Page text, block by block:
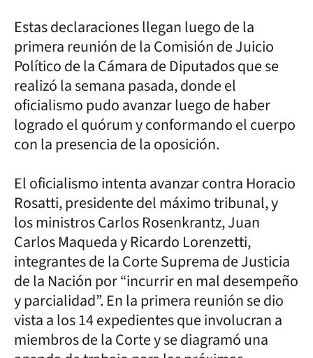
Estas declaraciones llegan luego de la
primera reunión de la Comisión de Juicio
Político de la Cámara de Diputados que se
realizó la semana pasada, donde el
oficialismo pudo avanzar luego de haber
logrado el quórum y conformando el cuerpo
con la presencia de la oposición.
El oficialismo intenta avanzar contra Horacio
Rosatti, presidente del máximo tribunal, y
los ministros Carlos Rosenkrantz, Juan
Carlos Maqueda y Ricardo Lorenzetti,
integrantes de la Corte Suprema de Justicia
de la Nación por “incurrir en mal desempeño
y parcialidad”. En la primera reunión se dio
vista a los 14 expedientes que involucran a
miembros de la Corte y se diagramó una